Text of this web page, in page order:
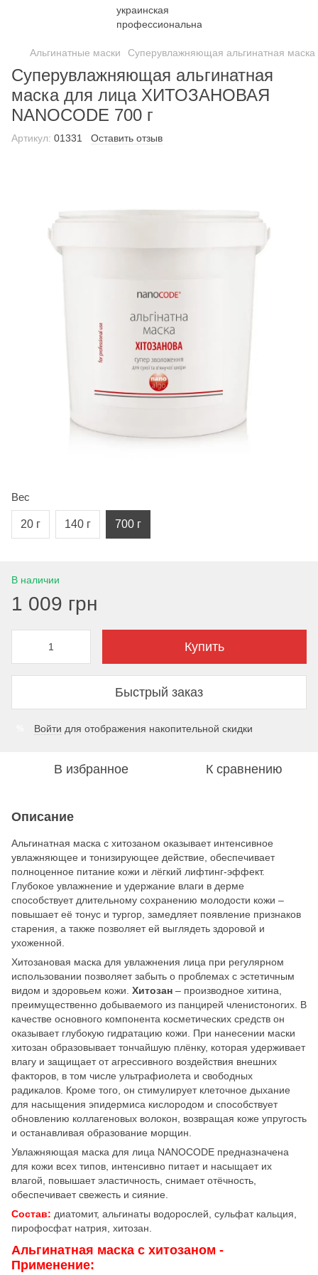
Альгинатные маски Суперувлажняющая альгинатная
Суперувлажняющая альгинатная
маска для лица ХИТОЗАНОВАЯ
NANOCODE 700 г
Артикул: 01331 Оставить отзыв
Вес
20 г 140 г 700 г
В наличии
1 009 грн
Купить
Быстрый заказ
Войти для отображения накопительной скидки
В избранное К сравнению
Описание
Альгинатная маска с хитозаном оказывает интенсивное
увлажняющее и тонизирующее действие, обеспечивает
полноценное питание кожи и лёгкий лифтинг-эффект.
Глубокое увлажнение и удержание влаги в дерме
способствует длительному сохранению молодости кожи –
повышает её тонус и тургор, замедляет появление признаков
старения, а также позволяет ей выглядеть здоровой и
ухоженной.
Хитозановая маска для увлажнения лица при регулярном
использовании позволяет забыть о проблемах с эстетичным
видом и здоровьем кожи. Хитозан – производное хитина,
преимущественно добываемого из панцирей членистоногих. В
качестве основного компонента косметических средств он
оказывает глубокую гидратацию кожи. При нанесении маски
хитозан образовывает тончайшую плёнку, которая удерживает
влагу и защищает от агрессивного воздействия внешних
факторов, в том числе ультрафиолета и свободных
радикалов. Кроме того, он стимулирует клеточное дыхание
для насыщения эпидермиса кислородом и способствует
обновлению коллагеновых волокон, возвращая коже упругость
и останавливая образование морщин.
Увлажняющая маска для лица NANOCODE предназначена
для кожи всех типов, интенсивно питает и насыщает их
влагой, повышает эластичность, снимает отёчность,
обеспечивает свежесть и сияние.
Состав: диатомит, альгинаты водорослей, сульфат кальция,
пирофосфат натрия, хитозан.
Альгинатная маска с хитозаном -
Применение: